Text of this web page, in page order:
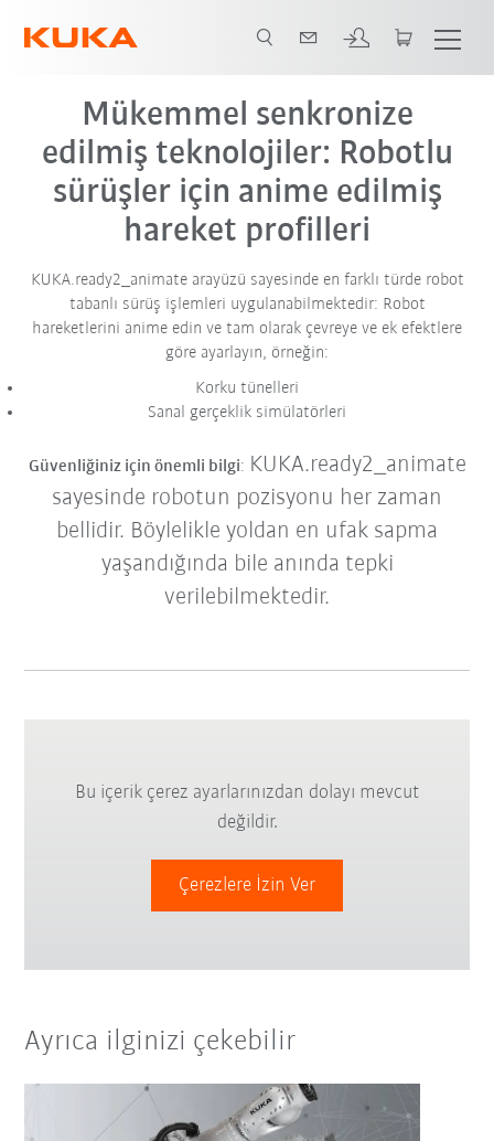
Mükemmel senkronize
edilmiş teknolojiler: Robotlu
sürüşler için anime edilmiş
hareket profilleri
KUKA.ready2_animate arayüzü sayesinde en farklı türde robot
tabanlı sürüş işlemleri uygulanabilmektedir: Robot
hareketlerini anime edin ve tam olarak çevreye ve ek efektlere
göre ayarlayın, örneğin:
Korku tünelleri
Sanal gerçeklik simülatörleri
Güvenliğiniz için önemli bilgi: KUKA.ready2_animate
sayesinde robotun pozisyonu her zaman
bellidir. Böylelikle yoldan en ufak sapma
yaşandığında bile anında tepki
verilebilmektedir.
Bu içerik çerez ayarlarınızdan dolayı mevcut
değildir.
Çerezlere İzin Ver
Ayrıca ilginizi çekebilir